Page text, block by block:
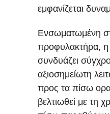
εμφανίζεται
Ενσωματωμένη
προφυλακτήρα,
συνδυάζει
αξιοσημείωτη
προς τα πίσω
βελτιωθεί με τη